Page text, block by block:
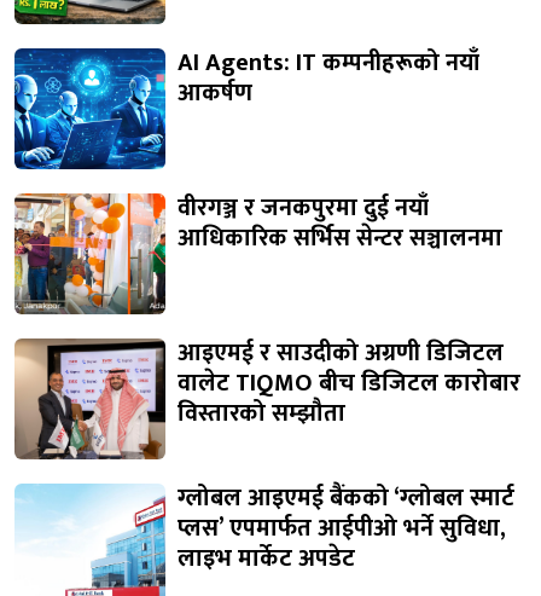
AI Agents: IT कम्पनीहरूको नयाँ
आकर्षण
वीरगञ्ज र जनकपुरमा दुई नयाँ
आधिकारिक सर्भिस सेन्टर सञ्चालनमा
आइएमई र साउदीको अग्रणी डिजिटल
वालेट TIQMO बीच डिजिटल कारोबार
विस्तारको सम्झौता
ग्लोबल आइएमई बैंकको ‘ग्लोबल स्मार्ट
प्लस’ एपमार्फत आईपीओ भर्ने सुविधा,
लाइभ मार्केट अपडेट